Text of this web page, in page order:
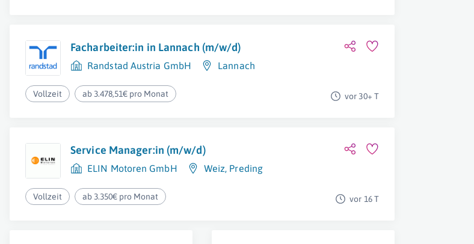
Facharbeiter:in in Lannach (m/w/d)
Randstad Austria GmbH Lannach
Vollzeit ab 3.478,51€ pro Monat vor 30+ T
Service Manager:in (m/w/d)
ELIN Motoren GmbH Weiz, Preding
Vollzeit ab 3.350€ pro Monat vor 16 T